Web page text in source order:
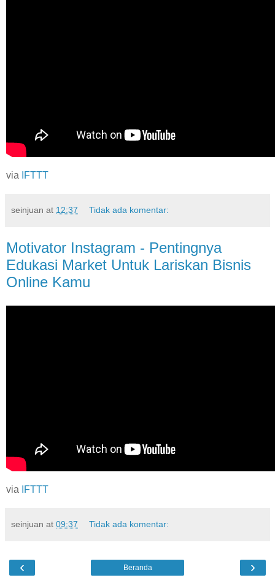
via IFTTT
seinjuan at 12:37 Tidak ada komentar:
Motivator Instagram - Pentingnya
Edukasi Market Untuk Lariskan Bisnis
Online Kamu
via IFTTT
seinjuan at 09:37 Tidak ada komentar:
‹ ›
Beranda